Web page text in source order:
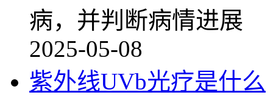
病，并判断病情进展
2025-05-08
紫外线UVb光疗是什么